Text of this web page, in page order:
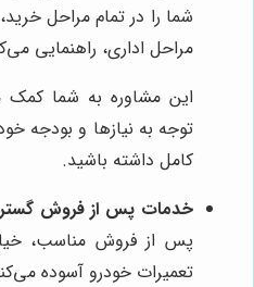
شما را در تمام مراحل
مراحل اداری، راهنمایی
این مشاوره به شما کمک
توجه به نیازها و بودجه
کامل داشته باشید.
خدمات پس از فروش
پس از فروش مناسب،
تعمیرات خودرو آسوده